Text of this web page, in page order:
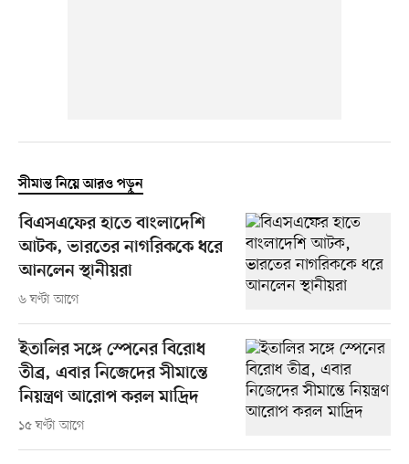
সীমান্ত নিয়ে আরও পড়ুন
বিএসএফের হাতে বাংলাদেশি
আটক, ভারতের নাগরিককে ধরে
আনলেন স্থানীয়রা
৬ ঘণ্টা আগে
ইতালির সঙ্গে স্পেনের বিরোধ
তীব্র, এবার নিজেদের সীমান্তে
নিয়ন্ত্রণ আরোপ করল মাদ্রিদ
১৫ ঘণ্টা আগে